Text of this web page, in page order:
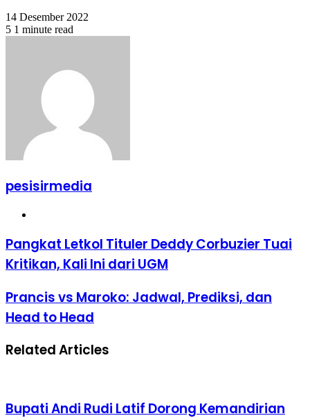
14 Desember 2022
5 1 minute read
pesisirmedia
Pangkat Letkol Tituler Deddy Corbuzier Tuai
Kritikan, Kali Ini dari UGM
Prancis vs Maroko: Jadwal, Prediksi, dan
Head to Head
Related Articles
Bupati Andi Rudi Latif Dorong Kemandirian